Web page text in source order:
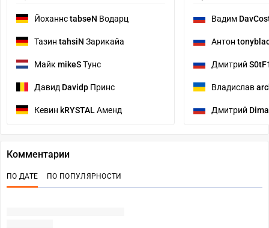
ЙоханнсtabseN Водарц
Тазин tahsiN Зарикайа
Майк mikeSТунс
Давид Davidp Принс
Кевин kRYSTAL Аменд
Вадим
Антон
Дмитрий
Владислав
Дмитрий Dima
Комментарии
ПО ДАТЕ ПО ПОПУЛЯРНОСТИ